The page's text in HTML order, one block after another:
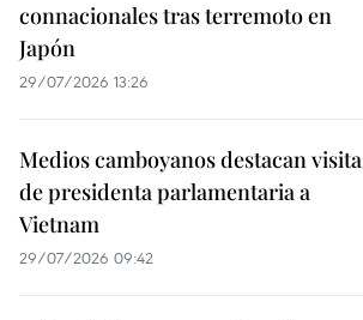
connacionales tras terremoto en
Japón
29/07/2026 13:26
Medios camboyanos destacan visita
de presidenta parlamentaria a
Vietnam
29/07/2026 09:42